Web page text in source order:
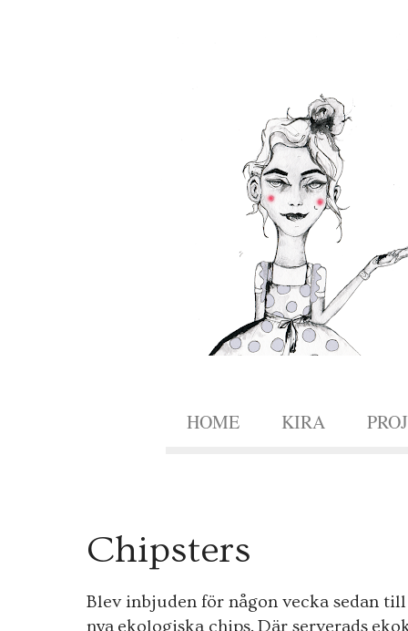
HOME KIRA
Chipsters
Blev inbjuden för någon vecka sedan
nya ekologiska chips. Där serverads